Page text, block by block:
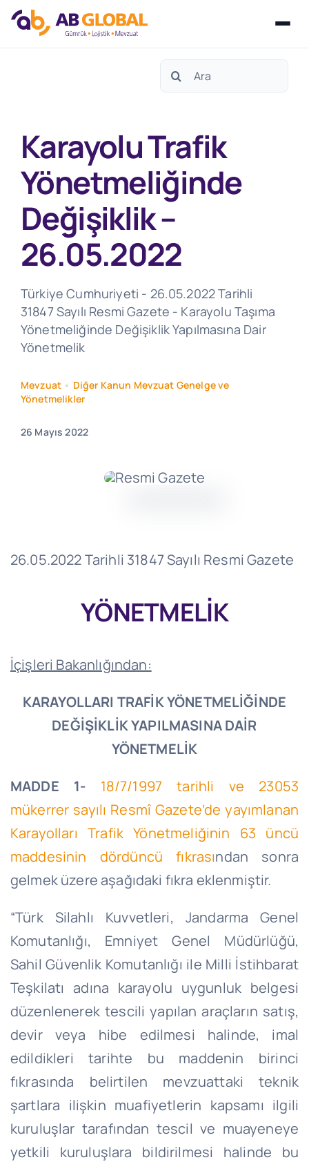
Search
Karayolu Trafik
Yönetmeliğinde
Değişiklik –
26.05.2022
Türkiye Cumhuriyeti - 26.05.2022 Tarihli
31847 Sayılı Resmi Gazete - Karayolu Taşıma
Yönetmeliğinde Değişiklik Yapılmasına Dair
Yönetmelik
Mevzuat • Diğer Kanun Mevzuat Genelge ve
Yönetmelikler
26 Mayıs 2022
26.05.2022 Tarihli 31847 Sayılı Resmi Gazete
YÖNETMELİK
İçişleri Bakanlığından:
KARAYOLLARI TRAFİK YÖNETMELİĞİNDE
DEĞİŞİKLİK YAPILMASINA DAİR
YÖNETMELİK
MADDE 1-
18/7/1997 tarihli ve 23053
mükerrer sayılı Resmî Gazete’de yayımlanan
Karayolları Trafik Yönetmeliğinin 63 üncü
maddesinin dördüncü fıkrasından sonra
gelmek üzere aşağıdaki fıkra eklenmiştir.
“Türk Silahlı Kuvvetleri, Jandarma Genel
Komutanlığı, Emniyet Genel Müdürlüğü,
Sahil Güvenlik Komutanlığı ile Milli İstihbarat
Teşkilatı adına karayolu uygunluk belgesi
düzenlenerek tescili yapılan araçların satış,
devir veya hibe edilmesi halinde, imal
edildikleri tarihte bu maddenin birinci
fıkrasında belirtilen mevzuattaki teknik
şartlara ilişkin muafiyetlerin kapsamı ilgili
kuruluşlar tarafından tescil ve muayeneye
yetkili kuruluşlara bildirilmesi halinde bu